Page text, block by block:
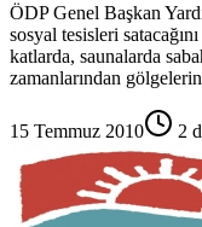
ÖDP Genel Başkan
sosyal tesisleri
katlarda, saunalarda
zamanlarından
15 Temmuz 2010 2